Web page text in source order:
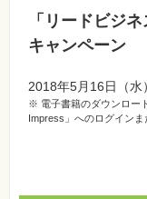
「リードビジ
キャンペーン
2018年5月16日（水
※ 電子書籍のダウンロー
Impress」へのログイン